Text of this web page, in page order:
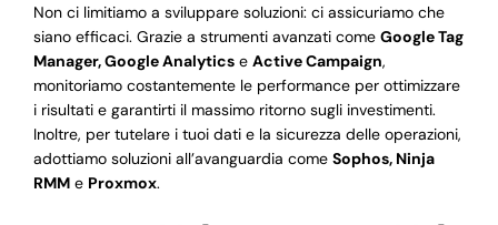
Non ci limitiamo a sviluppare soluzioni: ci assicuriamo che
siano efficaci. Grazie a strumenti avanzati come Google Tag
Manager, Google Analyticse Active Campaign,
monitoriamo costantemente le performance per ottimizzare
i risultati e garantirti il massimo ritorno sugli investimenti.
Inoltre, per tutelare i tuoi dati e la sicurezza delle operazioni,
adottiamo soluzioni all’avanguardia come Sophos, Ninja
RMMe Proxmox.